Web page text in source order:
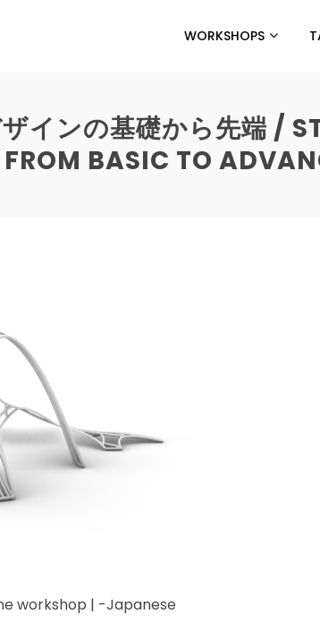
WORKSHOPS
インの基礎から先端 /
BASIC TO
workshop | -Japanese